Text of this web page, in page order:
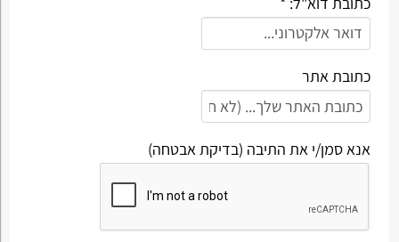
כתובת אתר
אנא סמן/י את התיבה (בדיקת אבטחה)